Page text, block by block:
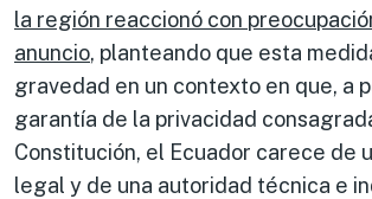
la región reaccionó con
anuncio, planteando que esta
gravedad en un contexto en que, a
garantía de la privacidad
Constitución, el Ecuador carece de
legal y de una autoridad técnica e